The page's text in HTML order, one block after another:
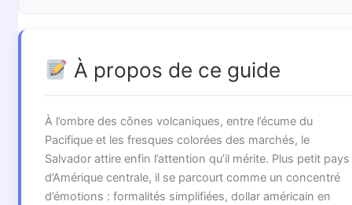
À propos de ce guide
À l’ombre des cônes volcaniques, entre l’écume du
Pacifique et les fresques colorées des marchés, le
Salvador attire enfin l’attention qu’il mérite. Plus petit pays
d’Amérique centrale, il se parcourt comme un concentré
d’émotions : formalités simplifiées, dollar américain en